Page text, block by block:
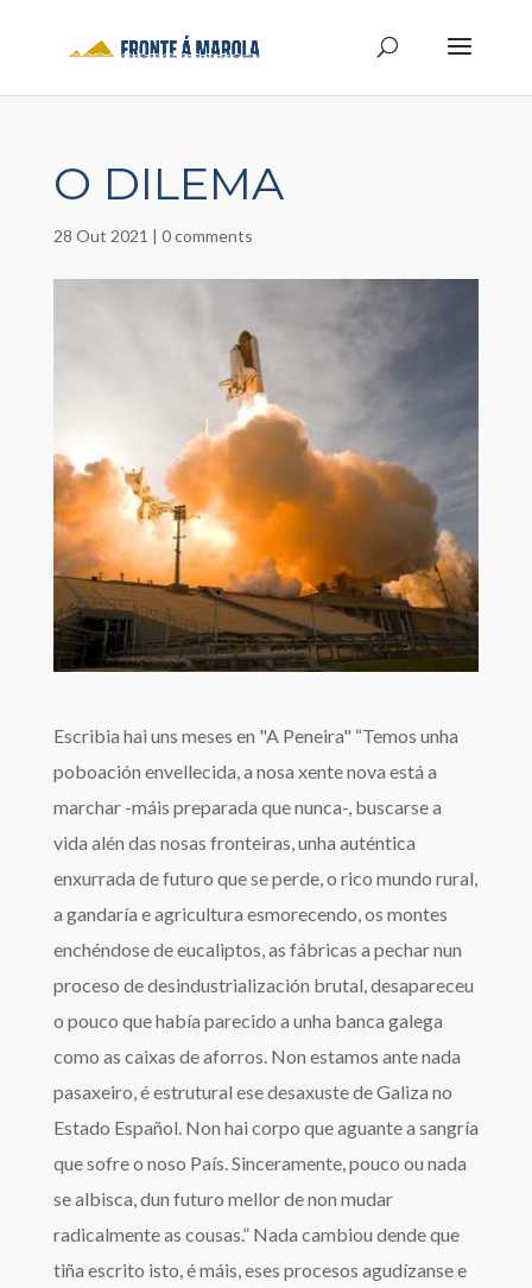
O DILEMA
28 Out 2021 | 0 comments
Escribia hai uns meses en "A Peneira" “Temos unha
poboación envellecida, a nosa xente nova está a
marchar -máis preparada que nunca-, buscarse a
vida alén das nosas fronteiras, unha auténtica
enxurrada de futuro que se perde, o rico mundo rural,
a gandaría e agricultura esmorecendo, os montes
enchéndose de eucaliptos, as fábricas a pechar nun
proceso de desindustrialización brutal, desapareceu
o pouco que había parecido a unha banca galega
como as caixas de aforros. Non estamos ante nada
pasaxeiro, é estrutural ese desaxuste de Galiza no
Estado Español. Non hai corpo que aguante a sangría
que sofre o noso País. Sinceramente, pouco ou nada
se albisca, dun futuro mellor de non mudar
radicalmente as cousas.” Nada cambiou dende que
tiña escrito isto, é máis, eses procesos agudízanse e